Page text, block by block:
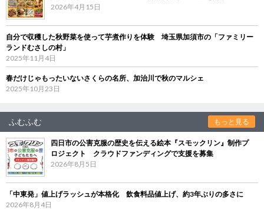
2026年4月15日
自分で収穫した秋野菜を使って芋煮作りを体験 埼玉県加須市の「ファミリー
ランドむさしの村」
2025年11月4日
春だけじゃもったいないさくらの名所、加治川で秋のマルシェ
2025年10月23日
ふむふむ もっと見る
四日市の公害克服の歴史を伝える絵本『スモックリン』制作プ
ロジェクト クラウドファンディングで支援を募集
2026年8月5日
「中東発」値上げラッシュが本格化 飲食料品値上げ、約3年ぶりの多さに
2026年8月4日